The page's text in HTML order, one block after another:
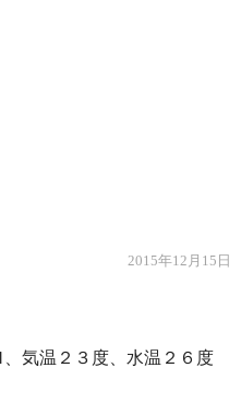
2015年12月15日
気温２３度、水温２６度